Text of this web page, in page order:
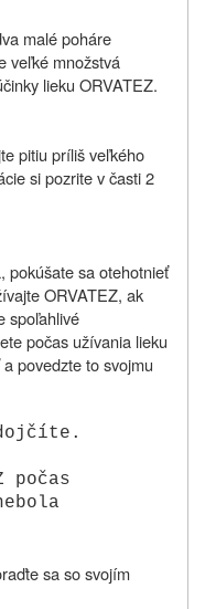
malé poháre
veľké množstvá
lieku ORVATEZ.
pitiu príliš veľkého
si pozrite v časti 2
pokúšate sa otehotnieť
ORVATEZ, ak
spoľahlivé
počas užívania lieku
povedzte to svojmu
dojčíte.
počas
sa so svojím